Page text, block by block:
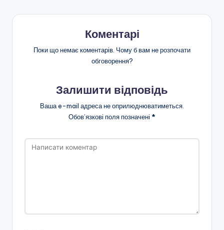
я
Коментарі
Поки що немає коментарів. Чому б вам не розпочати
обговорення?
Залишити відповідь
Ваша e-mail адреса не оприлюднюватиметься.
Обов’язкові поля позначені *